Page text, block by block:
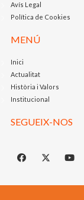
Avís Legal
Política de Cookies
MENÚ
Inici
Actualitat
Història i Valors
Institucional
SEGUEIX-NOS